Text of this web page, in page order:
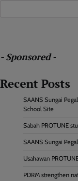
- Sponsored -
Recent Posts
SAANS Sungai
School Site
Sabah PROTUNE
SAANS Sungai
Usahawan
PDRM strengthen